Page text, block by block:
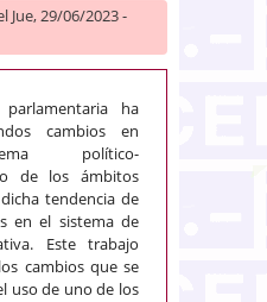
Jue, 29/06/2023 -
ha
cambios en
político-
de los ámbitos
tendencia de
en el sistema de
Este trabajo
cambios que se
uso de uno de los